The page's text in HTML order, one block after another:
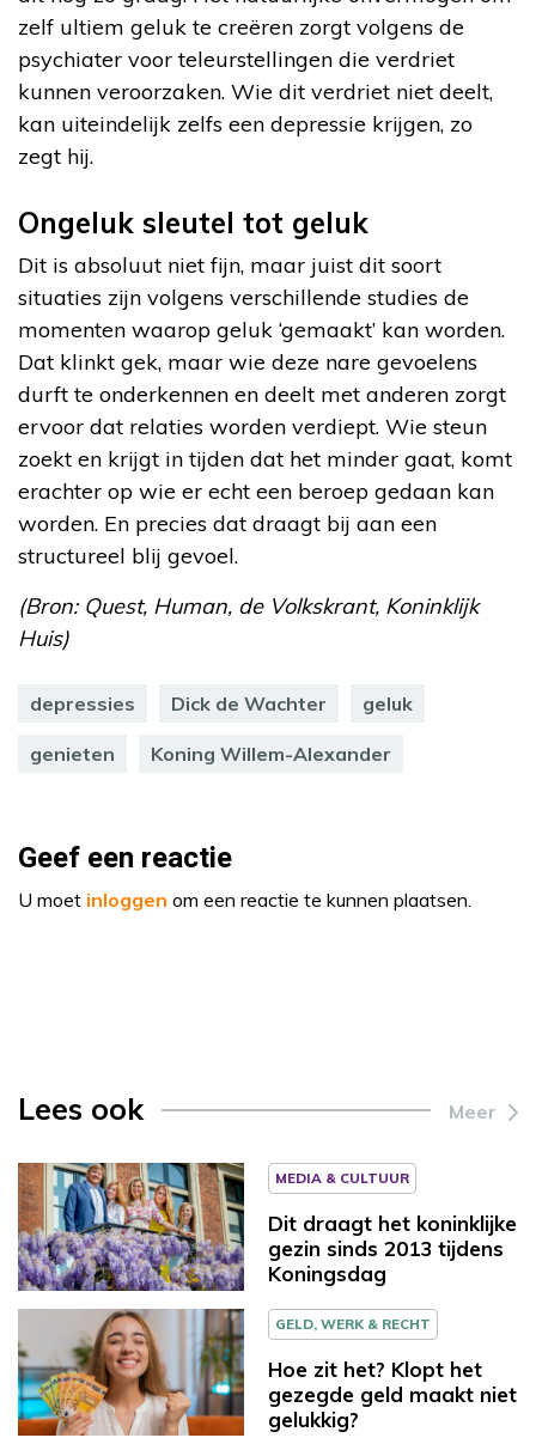
zelf ultiem geluk te creëren zorgt volgens de
psychiater voor teleurstellingen die verdriet
kunnen veroorzaken. Wie dit verdriet niet deelt,
kan uiteindelijk zelfs een depressie krijgen, zo
zegt hij.
Ongeluk sleutel tot geluk
Dit is absoluut niet fijn, maar juist dit soort
situaties zijn volgens verschillende studies de
momenten waarop geluk ‘gemaakt’ kan worden.
Dat klinkt gek, maar wie deze nare gevoelens
durft te onderkennen en deelt met anderen zorgt
ervoor dat relaties worden verdiept. Wie steun
zoekt en krijgt in tijden dat het minder gaat, komt
erachter op wie er echt een beroep gedaan kan
worden. En precies dat draagt bij aan een
structureel blij gevoel.
(Bron: Quest, Human, de Volkskrant, Koninklijk
Huis)
depressies Dick de Wachter geluk
genieten Koning Willem-Alexander
Geef een reactie
U moet inloggen om een reactie te kunnen plaatsen.
Lees ook Meer
MEDIA & CULTUUR
Dit draagt het koninklijke
gezin sinds 2013 tijdens
Koningsdag
GELD, WERK & RECHT
Hoe zit het? Klopt het
gezegde geld maakt niet
gelukkig?